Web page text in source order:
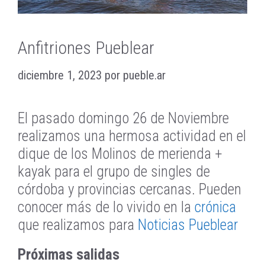
Anfitriones Pueblear
diciembre 1, 2023 por pueble.ar
El pasado domingo 26 de Noviembre
realizamos una hermosa actividad en el
dique de los Molinos de merienda +
kayak para el grupo de singles de
córdoba y provincias cercanas. Pueden
conocer más de lo vivido en la crónica
que realizamos para Noticias Pueblear
Próximas salidas